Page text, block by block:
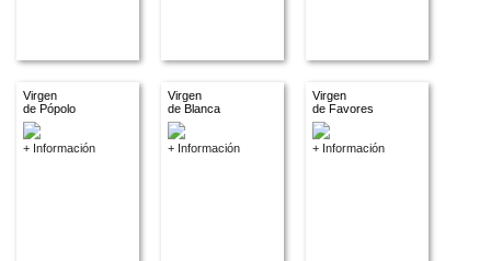
Virgen
de Pópolo
+ Información
Virgen
de Blanca
+ Información
Virgen
de Favores
+ Información